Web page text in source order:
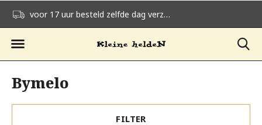
voor 17 uur besteld zelfde dag verzonden
Bymelo
FILTER